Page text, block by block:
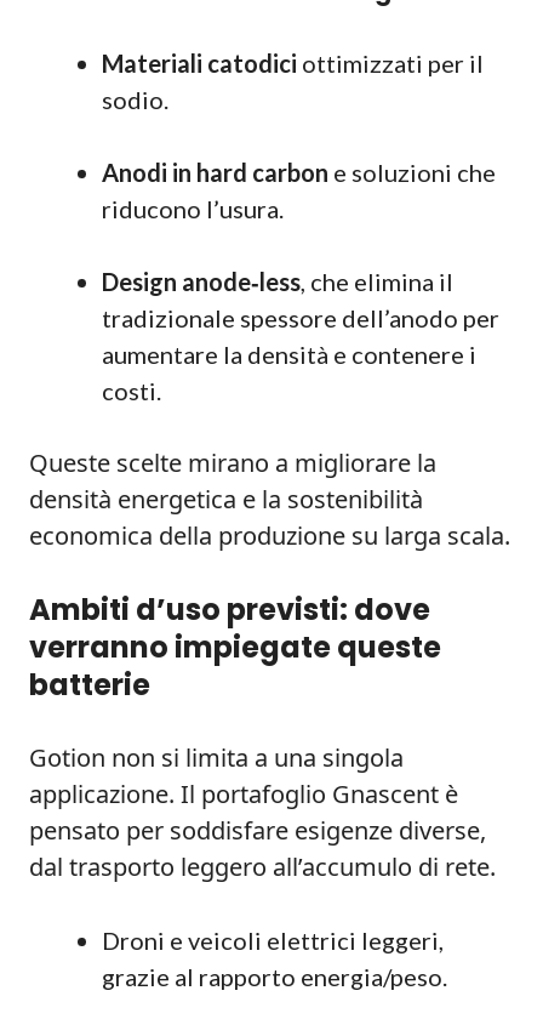
Materiali catodici ottimizzati per il
sodio.
Anodi in hard carbon e soluzioni che
riducono l’usura.
Design anode‑less, che elimina il
tradizionale spessore dell’anodo per
aumentare la densità e contenere i
costi.
Queste scelte mirano a migliorare la
densità energetica e la sostenibilità
economica della produzione su larga scala.
Ambiti d’uso previsti: dove
verranno impiegate queste
batterie
Gotion non si limita a una singola
applicazione. Il portafoglio Gnascent è
pensato per soddisfare esigenze diverse,
dal trasporto leggero all’accumulo di rete.
Droni e veicoli elettrici leggeri,
grazie al rapporto energia/peso.